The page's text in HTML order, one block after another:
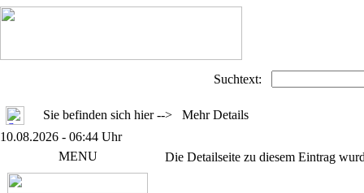
Suchtext:
Sie befinden sich hier --> Mehr Details
10.08.2026 - 06:44 Uhr
MENU
Die Detailseite zu diesem Eintrag